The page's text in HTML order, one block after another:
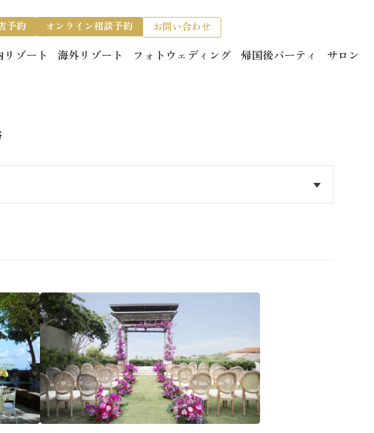
リゾート 海外リゾート フォトウェディング 帰国後パーティ サロン
予約 オンライン相談予約 お問い合わせ